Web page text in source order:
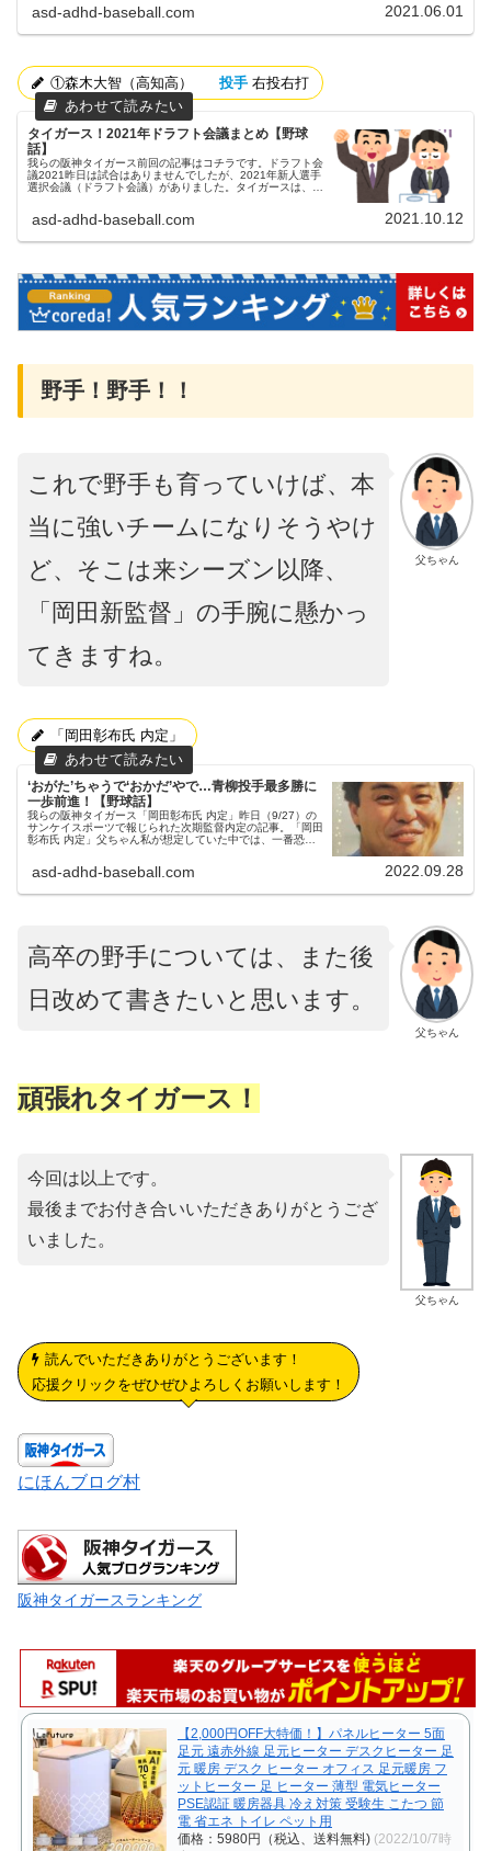
asd-adhd-baseball.com 2021.06.01
①森木大智（高知高） 投手 右投右打
タイガース！2021年ドラフト会議まとめ【野球
話】
我らの阪神タイガース前回の記事はコチラです。ドラフト会
議2021昨日は試合はありませんでしたが、2021年新人選手
選択会議（ドラフト会議）がありました。タイガースは、支
asd-adhd-baseball.com 2021.10.12
野手！野手！！
父ちゃん
これで野手も育っていけば、本
当に強いチームになりそうやけ
ど、そこは来シーズン以降、
「岡田新監督」の手腕に懸かっ
てきますね。
「岡田彰布氏 内定」
‘おがた’ちゃうで‘おかだ’やで…青柳投手最多勝に
一歩前進！【野球話】
我らの阪神タイガース「岡田彰布氏 内定」昨日（9/27）の
サンケイスポーツで報じられた次期監督内定の記事。「岡田
彰布氏 内定」父ちゃん私が想定していた中では、一番恐れ
asd-adhd-baseball.com 2022.09.28
父ちゃん
高卒の野手については、また後
日改めて書きたいと思います。
頑張れタイガース！
父ちゃん
今回は以上です。
最後までお付き合いいただきありがとうござ
いました。
読んでいただきありがとうございます！
応援クリックをぜひぜひよろしくお願いします！
にほんブログ村
阪神タイガースランキング
【2,000円OFF大特価！】パネルヒーター 5面
足元 遠赤外線 足元ヒーター デスクヒーター 足
元 暖房 デスク ヒーター オフィス 足元暖房 フ
ットヒーター 足 ヒーター 薄型 電気ヒーター
PSE認証 暖房器具 冷え対策 受験生 こたつ 節
電 省エネ トイレ ペット用
価格：5980円（税込、送料無料) (2022/10/7時